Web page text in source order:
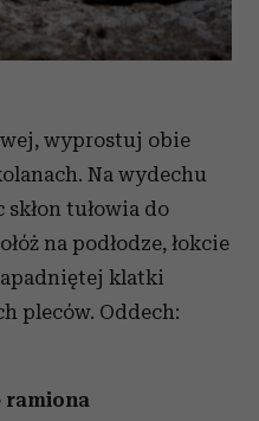
wyprostuj obie
Na wydechu
tułowia do
na podłodze, łokcie
klatki
pleców. Oddech:
ramiona